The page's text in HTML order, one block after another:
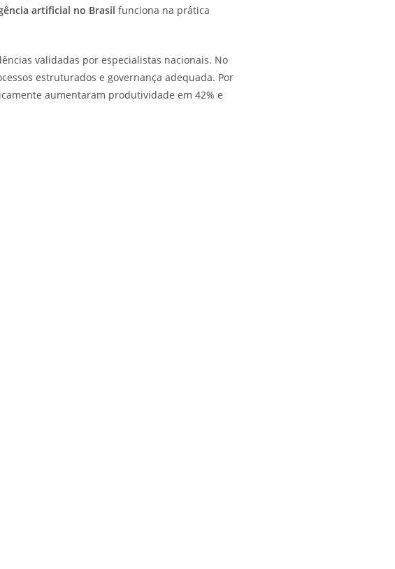
artificial no Brasil funciona na prática
validadas por especialistas nacionais. No
estruturados e governança adequada. Por
aumentaram produtividade em 42% e